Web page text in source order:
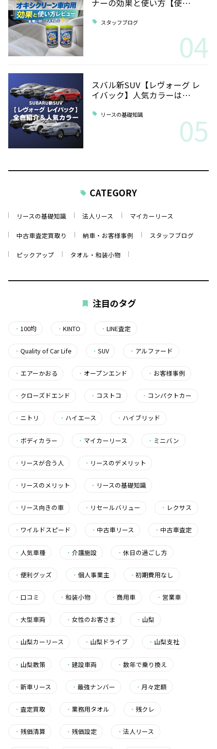
ナーの効果と使い方【使…
スタッフブログ
04
スバル新SUV【レヴォーグ レ
イバック】人気カラーは…
リースの基礎知識 05
CATEGORY
リースの基礎知識 法人リース マイカーリース
中古車査定買取り 納車・お客様事例 スタッフブログ
ピックアップ タオル・和装小物
注目のタグ
・ 100均 ・KINTO ・LINE査定
・ Quality of Car Life ・SUV ・ アルファード
・ エアーかおる ・ オープンエンド ・ お客様事例
・ クローズドエンド ・ コストコ ・ コンパクトカー
・ ニトリ ・ ハイエース ・ ハイブリッド
・ ボディカラー ・ マイカーリース ・ ミニバン
・ リースが合う人 ・ リースのデメリット
・ リースのメリット ・ リースの基礎知識
・ リース向きの車 ・ リセールバリュー ・ レクサス
・ ワイルドスピード ・中古車リース ・中古車査定
・ 人気車種 ・ 介護施設 ・休日の過ごし方
・ 便利グッズ ・個人事業主 ・初期費用なし
・ 口コミ ・和装小物 ・商用車 ・ 営業車
・ 大型車両 ・女性のお客さま ・ 山梨
・ 山梨カーリース ・ 山梨ドライブ ・ 山梨支社
・ 山梨散策 ・建設車両 ・数年で乗り換え
・ 新車リース ・最強ナンバー ・ 月々定額
・ 査定買取 ・ 業務用タオル ・ 残クレ
・ 残価清算 ・ 残価設定 ・法人リース